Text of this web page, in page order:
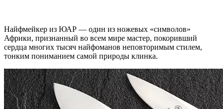
Найфмейкер из ЮАР — один из ножевых «символов»
Африки, признанный во всем мире мастер, покоривший
сердца многих тысяч найфоманов неповторимым стилем,
тонким пониманием самой природы клинка.